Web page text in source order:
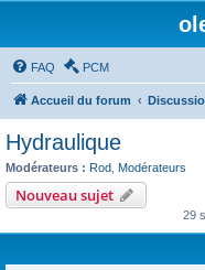
FAQ PCM
Accueil du forum
Hydraulique
Modérateurs : Rod Modérateurs
Nouveau sujet
29